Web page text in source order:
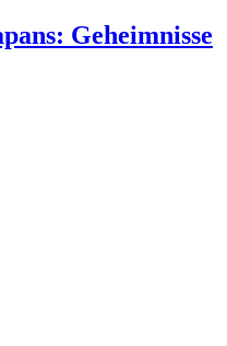
Geheimnisse